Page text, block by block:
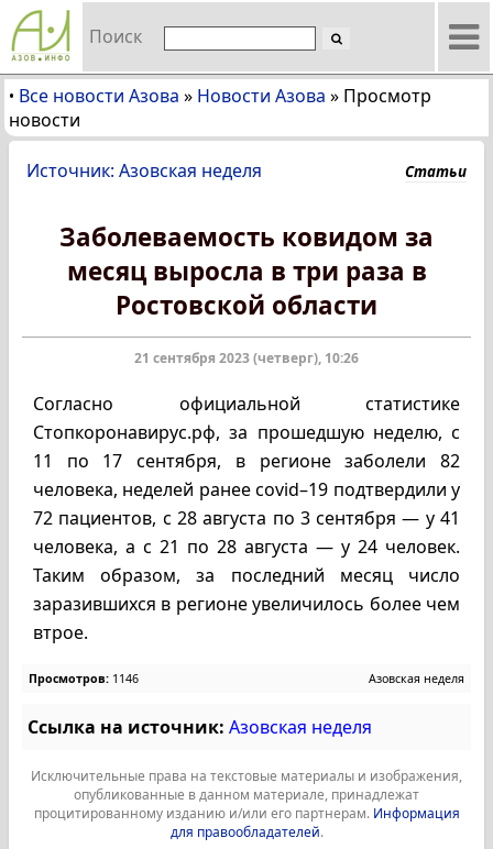
Поиск
• Все новости Азова » Новости Азова » Просмотр
новости
Источник: Азовская неделя Статьи
Заболеваемость ковидом за
месяц выросла в три раза в
Ростовской области
21 сентября 2023 (четверг), 10:26
Согласно официальной статистике
Стопкоронавирус.рф, за прошедшую неделю, с
11 по 17 сентября, в регионе заболели 82
человека, неделей ранее covid–19 подтвердили у
72 пациентов, с 28 августа по 3 сентября — у 41
человека, а с 21 по 28 августа — у 24 человек.
Таким образом, за последний месяц число
заразившихся в регионе увеличилось более чем
втрое.
Просмотров: 1146 Азовская неделя
Ссылка на источник: Азовская неделя
Исключительные права на текстовые материалы и изображения,
опубликованные в данном материале, принадлежат
процитированному изданию и/или его партнерам. Информация
для правообладателей.